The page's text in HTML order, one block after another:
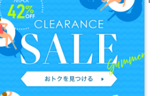
FOLLOW US